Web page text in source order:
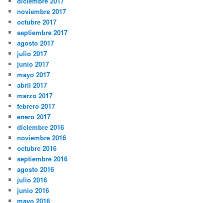
noviembre 2017
octubre 2017
septiembre 2017
agosto 2017
julio 2017
junio 2017
mayo 2017
abril 2017
marzo 2017
febrero 2017
enero 2017
diciembre 2016
noviembre 2016
octubre 2016
septiembre 2016
agosto 2016
julio 2016
junio 2016
mayo 2016